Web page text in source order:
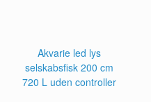
Akvarie led lys
selskabsfisk 200 cm
720 L uden controller